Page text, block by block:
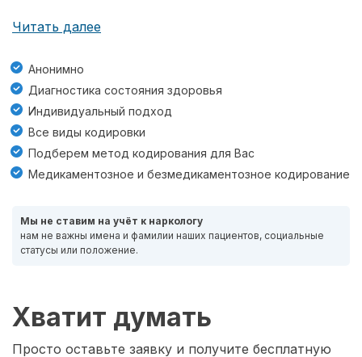
Читать далее
Анонимно
Диагностика состояния здоровья
Индивидуальный подход
Все виды кодировки
Подберем метод кодирования для Вас
Медикаментозное и безмедикаментозное кодирование
Мы не ставим на учёт к наркологу
нам не важны имена и фамилии наших пациентов, социальные
статусы или положение.
Хватит думать
Просто оставьте заявку и получите бесплатную